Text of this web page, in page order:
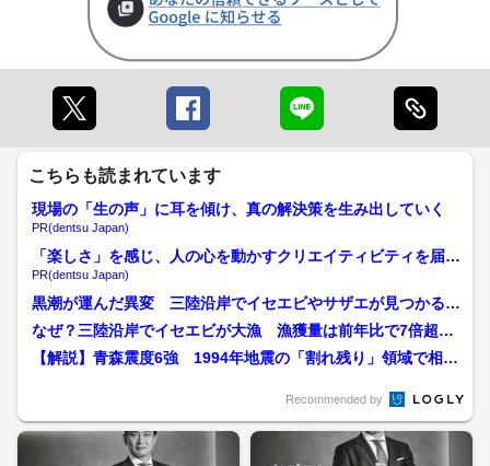
こちらも読まれています
現場の「生の声」に耳を傾け、真の解決策を生み出していく
PR(dentsu Japan)
「楽しさ」を感じ、人の心を動かすクリエイティビティを届け
る
PR(dentsu Japan)
黒潮が運んだ異変 三陸沿岸でイセエビやサザエが見つかる
宮城の海を見つめ続けてき...
なぜ？三陸沿岸でイセエビが大漁 漁獲量は前年比で7倍超
に 初の生息数調査から見え...
【解説】青森震度6強 1994年地震の「割れ残り」領域で相次
Recommended by